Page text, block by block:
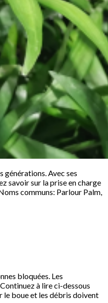
générations. Avec ses
savoir sur la prise en charge
communs: Parlour Palm,
bloquées. Les
à lire ci-dessous
le boue et les débris doivent